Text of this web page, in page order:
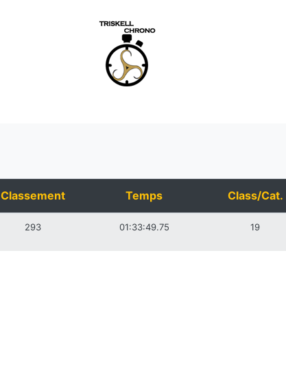
Classement Temps Class/Cat.
293 01:33:49.75 19